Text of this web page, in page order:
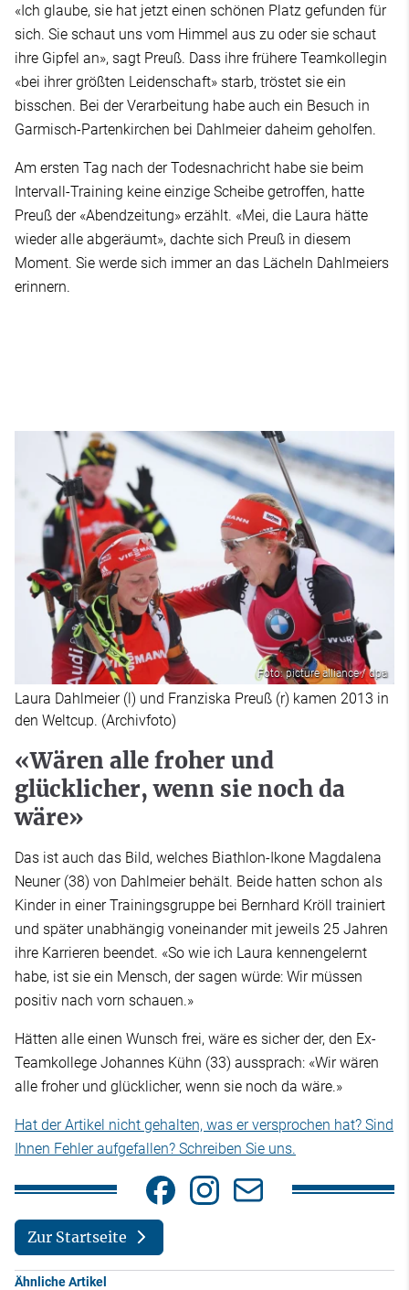
«Ich glaube, sie hat jetzt einen schönen Platz gefunden für
sich. Sie schaut uns vom Himmel aus zu oder sie schaut
ihre Gipfel an», sagt Preuß. Dass ihre frühere Teamkollegin
«bei ihrer größten Leidenschaft» starb, tröstet sie ein
bisschen. Bei der Verarbeitung habe auch ein Besuch in
Garmisch-Partenkirchen bei Dahlmeier daheim geholfen.
Am ersten Tag nach der Todesnachricht habe sie beim
Intervall-Training keine einzige Scheibe getroffen, hatte
Preuß der «Abendzeitung» erzählt. «Mei, die Laura hätte
wieder alle abgeräumt», dachte sich Preuß in diesem
Moment. Sie werde sich immer an das Lächeln Dahlmeiers
erinnern.
Foto: picture alliance / dpa
Laura Dahlmeier (l) und Franziska Preuß (r) kamen 2013 in
den Weltcup. (Archivfoto)
«Wären alle froher und
glücklicher, wenn sie noch da
wäre»
Das ist auch das Bild, welches Biathlon-Ikone Magdalena
Neuner (38) von Dahlmeier behält. Beide hatten schon als
Kinder in einer Trainingsgruppe bei Bernhard Kröll trainiert
und später unabhängig voneinander mit jeweils 25 Jahren
ihre Karrieren beendet. «So wie ich Laura kennengelernt
habe, ist sie ein Mensch, der sagen würde: Wir müssen
positiv nach vorn schauen.»
Hätten alle einen Wunsch frei, wäre es sicher der, den Ex-
Teamkollege Johannes Kühn (33) aussprach: «Wir wären
alle froher und glücklicher, wenn sie noch da wäre.»
Hat der Artikel nicht gehalten, was er versprochen hat? Sind
Ihnen Fehler aufgefallen? Schreiben Sie uns.
Zur Startseite
Ähnliche Artikel